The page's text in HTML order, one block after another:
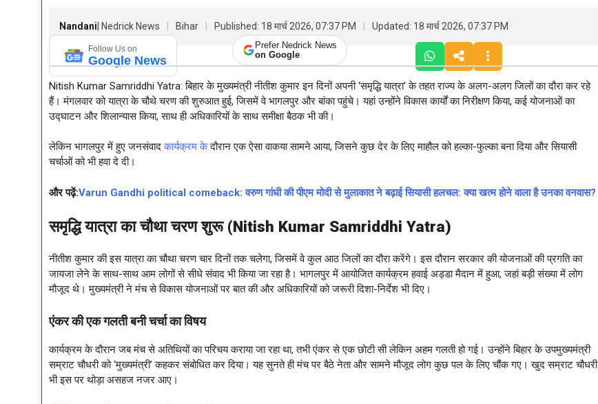
Nandani | Nedrick News Bihar Published: 18 मार्च 2026, 07:37 PM Updated: 18 मार्च 2026, 07:37 PM
Follow Us on
Google News
Prefer Nedrick News
on Google
Nitish Kumar Samriddhi Yatra: बिहार के मुख्यमंत्री नीतीश कुमार इन दिनों अपनी ‘समृद्धि यात्रा’ के तहत राज्य के अलग-अलग जिलों का दौरा कर रहे
हैं। मंगलवार को यात्रा के चौथे चरण की शुरुआत हुई, जिसमें वे भागलपुर और बांका पहुंचे। यहां उन्होंने विकास कार्यों का निरीक्षण किया, कई योजनाओं का
उद्घाटन और शिलान्यास किया, साथ ही अधिकारियों के साथ समीक्षा बैठक भी की।
लेकिन भागलपुर में हुए जनसंवादकार्यक्रम केदौरान एक ऐसा वाकया सामने आया, जिसने कुछ देर के लिए माहौल को हल्का-फुल्का बना दिया और सियासी
चर्चाओं को भी हवा दे दी।
और पढ़ें:Varun Gandhi political comeback: वरुण गांधी की पीएम मोदी से मुलाकात ने बढ़ाई सियासी हलचल: क्या खत्म होने वाला है उनका वनवास?
समृद्धि यात्रा का चौथा चरण शुरू (Nitish Kumar Samriddhi Yatra)
नीतीश कुमार की इस यात्रा का चौथा चरण चार दिनों तक चलेगा, जिसमें वे कुल आठ जिलों का दौरा करेंगे। इस दौरान सरकार की योजनाओं की प्रगति का
जायजा लेने के साथ-साथ आम लोगों से सीधे संवाद भी किया जा रहा है। भागलपुर में आयोजित कार्यक्रम हवाई अड्डा मैदान में हुआ, जहां बड़ी संख्या में लोग
मौजूद थे। मुख्यमंत्री ने मंच से विकास योजनाओं पर बात की और अधिकारियों को जरूरी दिशा-निर्देश भी दिए।
एंकर की एक गलती बनी चर्चा का विषय
कार्यक्रम के दौरान जब मंच से अतिथियों का परिचय कराया जा रहा था, तभी एंकर से एक छोटी सी लेकिन अहम गलती हो गई। उन्होंने बिहार के उपमुख्यमंत्री
सम्राट चौधरी को ‘मुख्यमंत्री’ कहकर संबोधित कर दिया। यह सुनते ही मंच पर बैठे नेता और सामने मौजूद लोग कुछ पल के लिए चौंक गए। खुद सम्राट चौधरी
भी इस पर थोड़ा असहज नजर आए।